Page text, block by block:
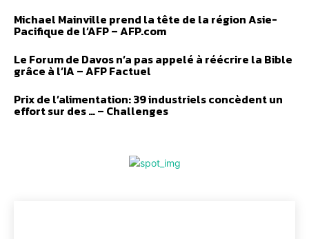
Michael Mainville prend la tête de la région Asie-
Pacifique de l’AFP – AFP.com
Le Forum de Davos n’a pas appelé à réécrire la Bible
grâce à l’IA – AFP Factuel
Prix de l’alimentation: 39 industriels concèdent un
effort sur des … – Challenges